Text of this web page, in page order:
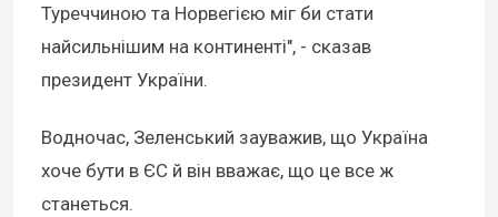
Туреччиною та Норвегією міг би стати
найсильнішим на континенті", - сказав
президент України.
Водночас, Зеленський зауважив, що Україна
хоче бути в ЄС й він вважає, що це все ж
станеться.